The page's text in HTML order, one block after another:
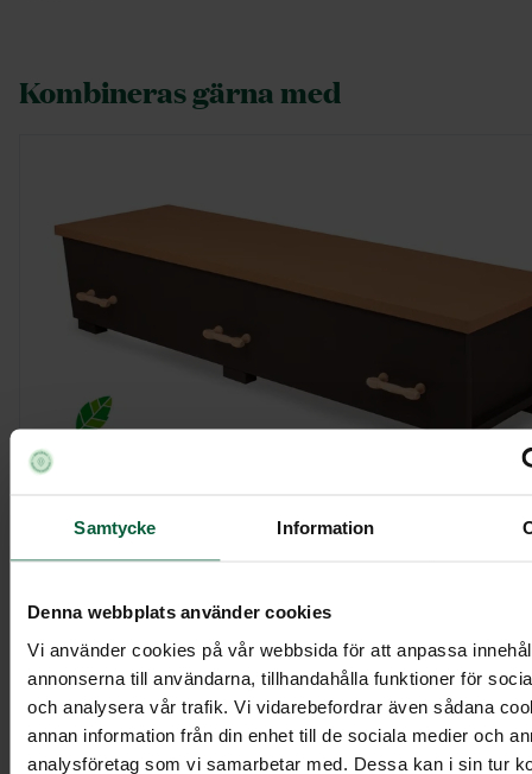
Samtycke Information
Denna webbplats använder cookies
Vi använder cookies på vår webbsida för att anpassa
annonserna till användarna, tillhandahålla funktioner för
och analysera vår trafik. Vi vidarebefordrar även sådana
annan information från din enhet till de sociala medier och
analysföretag som vi samarbetar med. Dessa kan i sin tur
Kombineras gärna med
Kista Orbit, svart/brun
11 495 kr
Visa mer